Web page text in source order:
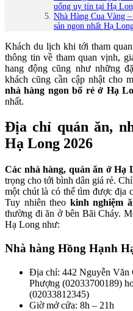
uống uy tín tại Hạ
Nhà Hàng Cua Vàng
sản ngon nhất Hạ
Khách du lịch khi tới tham
thông tin về tham quan vịnh,
hang động cũng như những
khách cũng cần cập nhật cho
nhà hàng ngon bổ rẻ ở Hạ
nhất.
Địa chỉ quán ăn,
Hạ Long 2026
Các nhà hàng, quán ăn ở Hạ
trọng cho tới bình dân giá rẻ.
một chút là có thể tìm được địa
Tuy nhiên theo kinh nghiệm
thường đi ăn ở bên Bãi Cháy.
Hạ Long như:
Nhà hàng Hồng Hạnh
Địa chỉ: 442 Nguyễn Văn
Phượng (02033700189)
(02033812345)
Giờ mở cửa: 8h – 21h